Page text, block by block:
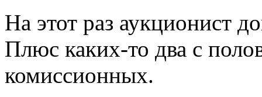
На этот раз аукционист
Плюс каких-то два с
комиссионных.